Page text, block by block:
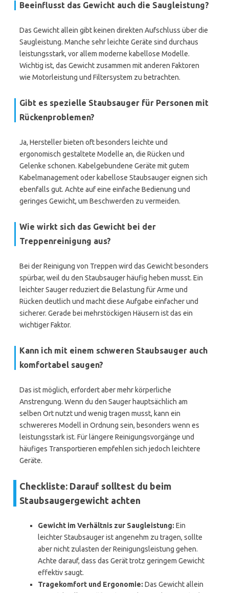
Beeinflusst das Gewicht auch die Saugleistung?
Das Gewicht allein gibt keinen direkten Aufschluss über die
Saugleistung. Manche sehr leichte Geräte sind durchaus
leistungsstark, vor allem moderne kabellose Modelle.
Wichtig ist, das Gewicht zusammen mit anderen Faktoren
wie Motorleistung und Filtersystem zu betrachten.
Gibt es spezielle Staubsauger für Personen mit
Rückenproblemen?
Ja, Hersteller bieten oft besonders leichte und
ergonomisch gestaltete Modelle an, die Rücken und
Gelenke schonen. Kabelgebundene Geräte mit gutem
Kabelmanagement oder kabellose Staubsauger eignen sich
ebenfalls gut. Achte auf eine einfache Bedienung und
geringes Gewicht, um Beschwerden zu vermeiden.
Wie wirkt sich das Gewicht bei der
Treppenreinigung aus?
Bei der Reinigung von Treppen wird das Gewicht besonders
spürbar, weil du den Staubsauger häufig heben musst. Ein
leichter Sauger reduziert die Belastung für Arme und
Rücken deutlich und macht diese Aufgabe einfacher und
sicherer. Gerade bei mehrstöckigen Häusern ist das ein
wichtiger Faktor.
Kann ich mit einem schweren Staubsauger auch
komfortabel saugen?
Das ist möglich, erfordert aber mehr körperliche
Anstrengung. Wenn du den Sauger hauptsächlich am
selben Ort nutzt und wenig tragen musst, kann ein
schwereres Modell in Ordnung sein, besonders wenn es
leistungsstark ist. Für längere Reinigungsvorgänge und
häufiges Transportieren empfehlen sich jedoch leichtere
Geräte.
Checkliste: Darauf solltest du beim
Staubsaugergewicht achten
Gewicht im Verhältnis zur Saugleistung: Ein
leichter Staubsauger ist angenehm zu tragen, sollte
aber nicht zulasten der Reinigungsleistung gehen.
Achte darauf, dass das Gerät trotz geringem Gewicht
effektiv saugt.
Tragekomfort und Ergonomie: Das Gewicht allein